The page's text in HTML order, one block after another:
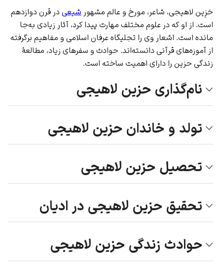
حَزِین لاهیجی، شاعر، مورخ و عالم مشهور شیعی در قرن دوازدهم
است. از او که در علوم مختلف مهارت پیدا کرد، آثار زیادی به‌جا
مانده است. اشعار وی را تجلیگاه عرفان اسلامی و مفاهیم برگرفته
از آموزه‌های قرآنی دانسته‌اند. حوادث و سفرهای زیاد، مطالعهٔ
زندگی حزین را دارای اهمیت ساخته است.
نام‌گذاری حزین لاهیجی
تولد و خاندان حزین لاهیجی
تحصیل حزین لاهیجی
تحقیق حزین لاهیجی در ادیان
حوادث زندگی حزین لاهیجی